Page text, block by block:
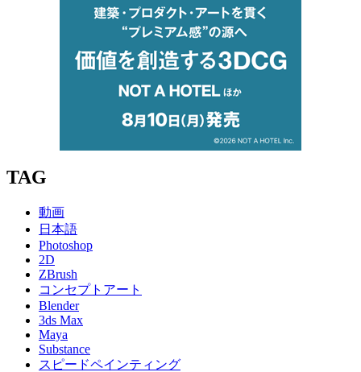
TAG
動画
日本語
Photoshop
2D
ZBrush
コンセプトアート
Blender
3ds Max
Maya
Substance
スピードペインティング